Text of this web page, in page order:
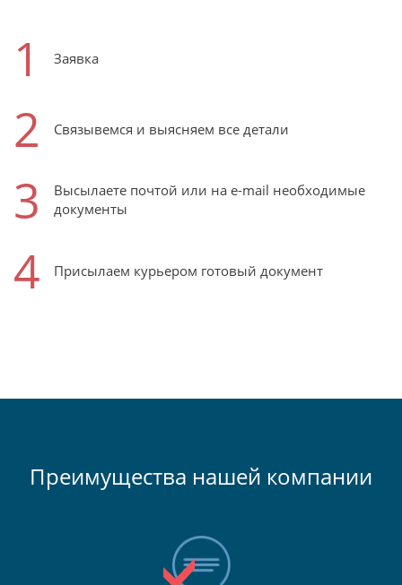
1 Заявка
2 Связывемся и выясняем все детали
3
Высылаете почтой или на e-mail необходимые
документы
4 Присылаем курьером готовый документ
Преимущества нашей компании